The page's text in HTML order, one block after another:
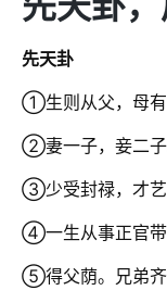
先天卦
①生则从父，母有
②妻一子，妾二子
③少受封禄，才艺
④一生从事正官带
⑤得父荫。兄弟齐